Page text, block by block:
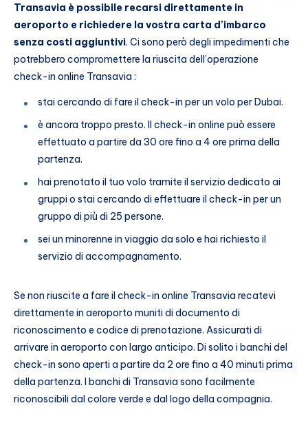
Transavia è possibile recarsi direttamente in
aeroporto e richiedere la vostra carta d’imbarco
senza costi aggiuntivi. Ci sono però degli impedimenti che
potrebbero compromettere la riuscita dell’operazione
check-in online Transavia :
stai cercando di fare il check-in per un volo per Dubai.
è ancora troppo presto. Il check-in online può essere
effettuato a partire da 30 ore fino a 4 ore prima della
partenza.
hai prenotato il tuo volo tramite il servizio dedicato ai
gruppi o stai cercando di effettuare il check-in per un
gruppo di più di 25 persone.
sei un minorenne in viaggio da solo e hai richiesto il
servizio di accompagnamento.
Se non riuscite a fare il check-in online Transavia recatevi
direttamente in aeroporto muniti di documento di
riconoscimento e codice di prenotazione. Assicurati di
arrivare in aeroporto con largo anticipo. Di solito i banchi del
check-in sono aperti a partire da 2 ore fino a 40 minuti prima
della partenza. I banchi di Transavia sono facilmente
riconoscibili dal colore verde e dal logo della compagnia.